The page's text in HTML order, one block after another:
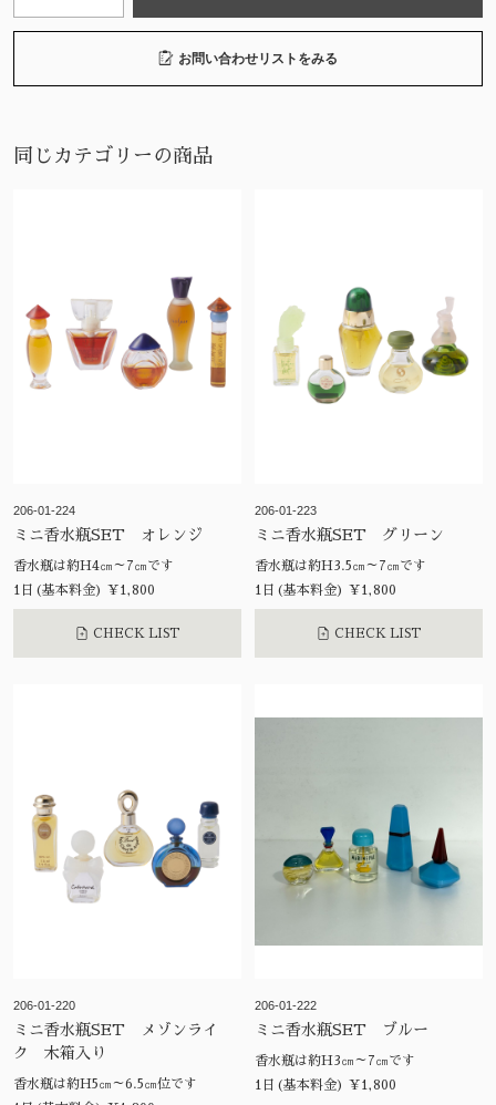
お問い合わせリストをみる
同じカテゴリーの商品
206-01-224
ミニ香水瓶SET オレンジ
香水瓶は約H4㎝～7㎝です
1日(基本料金) ¥1,800
CHECK LIST
206-01-223
ミニ香水瓶SET グリーン
香水瓶は約H3.5㎝～7㎝です
1日(基本料金) ¥1,800
CHECK LIST
206-01-220
ミニ香水瓶SET メゾンライ
ク 木箱入り
香水瓶は約H5㎝～6.5㎝位です
206-01-222
ミニ香水瓶SET ブルー
香水瓶は約H3㎝～7㎝です
1日(基本料金) ¥1,800